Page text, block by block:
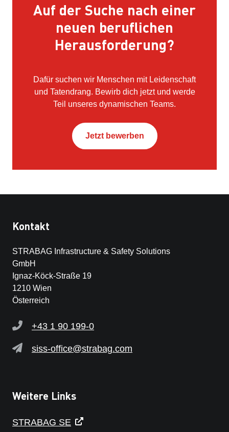
Auf der Suche nach einer
neuen beruflichen
Herausforderung?
Dafür suchen wir Menschen mit Leidenschaft
und Tatendrang. Bewirb dich jetzt und werde
Teil unseres dynamischen Teams.
Jetzt bewerben
Kontakt
STRABAG Infrastructure & Safety Solutions
GmbH
Ignaz-Köck-Straße 19
1210 Wien
Österreich
+43 1 90 199-0
siss-office@strabag.com
Weitere Links
STRABAG SE